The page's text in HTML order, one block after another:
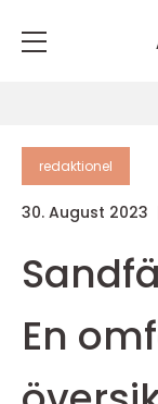
redaktionel
30. August 2023
En